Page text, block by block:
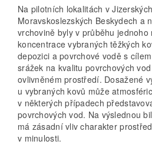
Na pilotních lokalitách v
Moravskoslezských Beskydech a
vrchovině byly v průběhu jednoho
koncentrace vybraných těžkých
depozici a povrchové vodě s
srážek na kvalitu povrchových
ovlivněném prostředí. Dosažené
u vybraných kovů může
v některých případech
povrchových vod. Na výslednou
má zásadní vliv charakter
v minulosti.